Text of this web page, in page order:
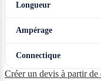
Longueur
Ampérage
Connectique
Créer un devis à partir de